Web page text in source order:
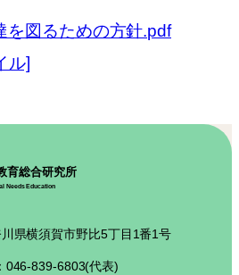
を図るための方針.pdf
ル]
育総合研究所
Needs Education
県横須賀市野比5丁目1番1号
046-839-6803(代表)